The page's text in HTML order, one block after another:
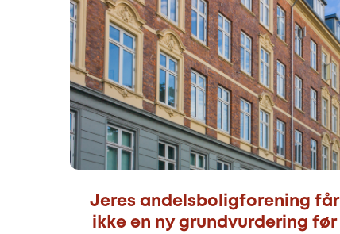
Jeres andelsboligforening får
ikke en ny grundvurdering før